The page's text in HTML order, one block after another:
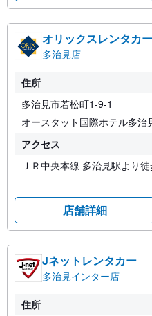
オリックスレンタカー
多治見店
住所
多治見市若松町1-9-1
オースタット国際ホテル多治
アクセス
ＪＲ中央本線 多治見駅より徒
店舗詳細
Jネットレンタカー
多治見インター店
住所